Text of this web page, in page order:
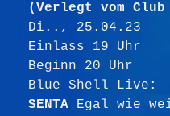
(Verlegt vom
Di.., 25.04.23
Einlass 19 Uhr
Beginn 20 Uhr
Blue Shell Live:
SENTA Egal wie